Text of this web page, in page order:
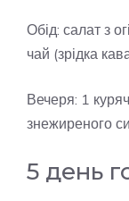
Обід: салат з
чай (зрідка
Вечеря: 1
знежиреного
5 день